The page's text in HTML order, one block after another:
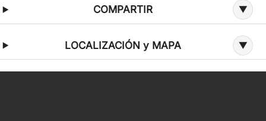
COMPARTIR
LOCALIZACIÓN y MAPA